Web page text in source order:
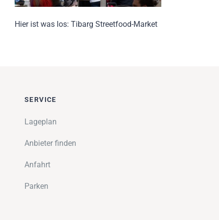
Hier ist was los: Tibarg Streetfood-Market
SERVICE
Lageplan
Anbieter finden
Anfahrt
Parken